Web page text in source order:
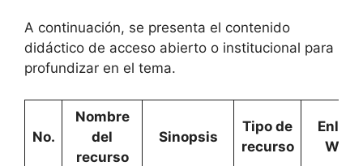
A continuación, se presenta el contenido
didáctico de acceso abierto o institucional para
profundizar en el tema.
No.
Nombre
del
recurso
Sinopsis
Tipo de
recurso
Enlace
Web